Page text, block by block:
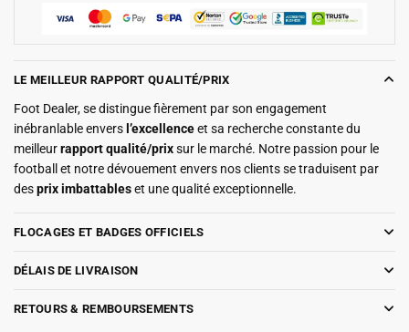
LE MEILLEUR RAPPORT QUALITÉ/PRIX
Foot Dealer, se distingue fièrement par son engagement
inébranlable envers l’excellenceet sa recherche constante du
meilleurrapport qualité/prixsur le marché. Notre passion pour le
football et notre dévouement envers nos clients se traduisent par
desprix imbattableset une qualité exceptionnelle.
FLOCAGES ET BADGES OFFICIELS
DÉLAIS DE LIVRAISON
RETOURS & REMBOURSEMENTS